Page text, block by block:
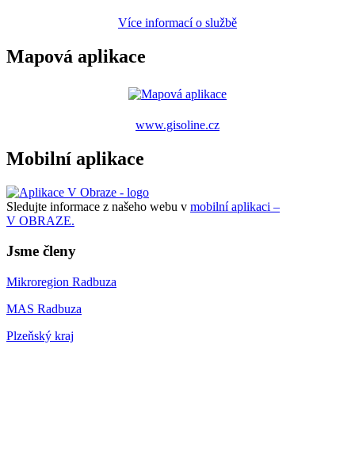
Více informací o službě
Mapová aplikace
www.gisoline.cz
Mobilní aplikace
Sledujte informace z našeho webu v mobilní aplikaci –
V OBRAZE.
Jsme členy
Mikroregion Radbuza
MAS Radbuza
Plzeňský kraj